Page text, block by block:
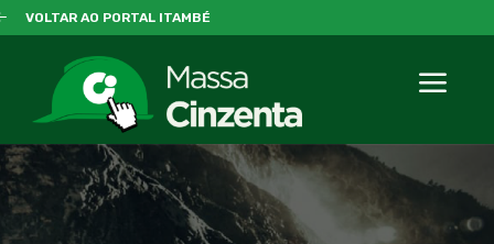
VOLTAR AO PORTAL ITAMBÉ